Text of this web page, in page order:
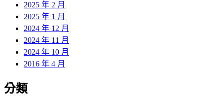
2025 年 2 月
2025 年 1 月
2024 年 12 月
2024 年 11 月
2024 年 10 月
2016 年 4 月
分類